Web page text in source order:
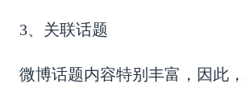
3、关联话题
微博话题内容特别丰富，因此